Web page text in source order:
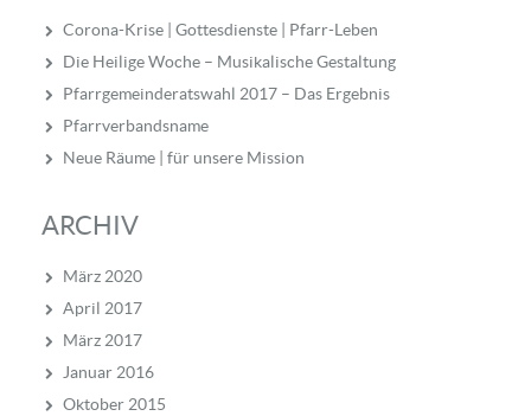
Corona-Krise | Gottesdienste | Pfarr-Leben
Die Heilige Woche – Musikalische Gestaltung
Pfarrgemeinderatswahl 2017 – Das Ergebnis
Pfarrverbandsname
Neue Räume | für unsere Mission
ARCHIV
März 2020
April 2017
März 2017
Januar 2016
Oktober 2015